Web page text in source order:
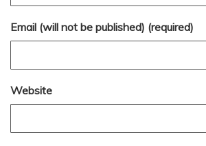
Email (will not be published) (required)
Website